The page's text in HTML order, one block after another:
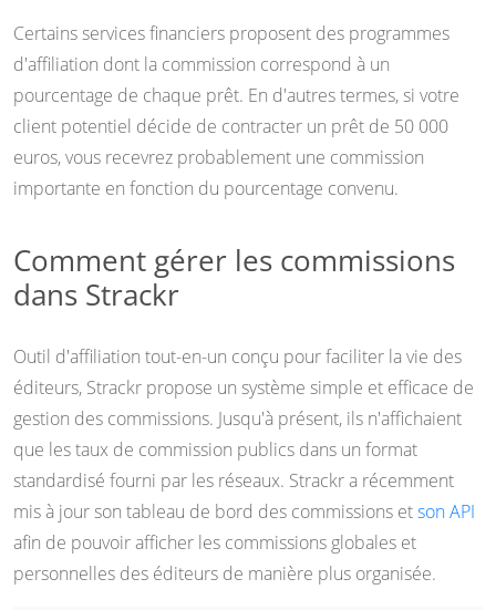
Certains services financiers proposent des programmes
d'affiliation dont la commission correspond à un
pourcentage de chaque prêt. En d'autres termes, si votre
client potentiel décide de contracter un prêt de 50 000
euros, vous recevrez probablement une commission
importante en fonction du pourcentage convenu.
Comment gérer les commissions
dans Strackr
Outil d'affiliation tout-en-un conçu pour faciliter la vie des
éditeurs, Strackr propose un système simple et efficace de
gestion des commissions. Jusqu'à présent, ils n'affichaient
que les taux de commission publics dans un format
standardisé fourni par les réseaux. Strackr a récemment
mis à jour son tableau de bord des commissions etson API
afin de pouvoir afficher les commissions globales et
personnelles des éditeurs de manière plus organisée.